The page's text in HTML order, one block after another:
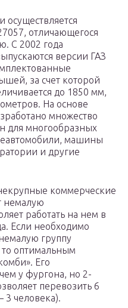
отличающегося
С 2002 года
версии ГАЗ
за счет которой
до 1850 мм,
На основе
множество
для многообразных
машины
и другие
коммерческие
немалую
работать на нем в
Если необходимо
группу
то оптимальным
Его
у фургона, но 2-
перевозить 6
3 человека).